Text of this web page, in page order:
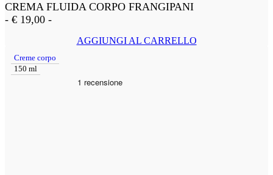
CREMA FLUIDA CORPO FRANGIPANI
- € 19,00 -
AGGIUNGI AL CARRELLO
Creme corpo
150 ml